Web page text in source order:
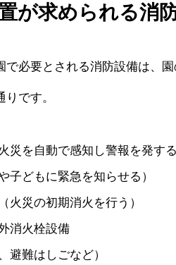
が求められる消
必要とされる消防設備は、
です。
災を自動で感知し警報を発する
子どもに緊急を知らせる）
火災の初期消火を行う）
消火栓設備
避難はしごなど）